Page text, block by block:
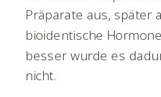
Präparate aus, später
bioidentische
besser wurde es
nicht.